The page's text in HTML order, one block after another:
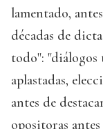
lamentado,
décadas de
todo": "diálogos
aplastadas,
antes de
opositoras antes